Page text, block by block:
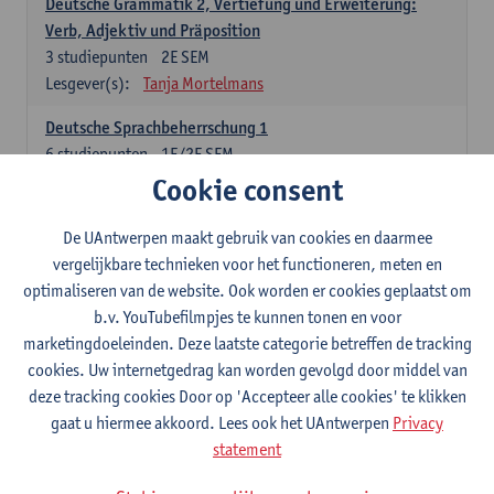
Verb, Adjektiv und Präposition
2E SEM
3 studiepunten
Lesgever(s):
Tanja Mortelmans
Deutsche Sprachbeherrschung 1
1E/2E SEM
6studiepunten
Tanja Mortelmans Alex Haider
Raum
1E/2E SEM
6 studiepunten
Lesgever(s):
Carola Strobl Alex Haider
Engels: verplichte opleidingsonderdelen
Advanced English Grammar for English Language
Professionals
1E/2E SEM
Lesgever(s):
Jim Ureel
Cookie consent
De UAntwerpen maakt gebruik van cookies en daarmee
vergelijkbare technieken voor het functioneren, meten en
optimaliseren van de website. Ook worden er cookies geplaatst om
b.v. YouTubefilmpjes te kunnen tonen en voor
marketingdoeleinden. Deze laatste categorie betreffen de tracking
cookies. Uw internetgedrag kan worden gevolgd door middel van
deze tracking cookies Door op 'Accepteer alle cookies' te klikken
gaat u hiermee akkoord. Lees ook het UAntwerpen Privacy
statement